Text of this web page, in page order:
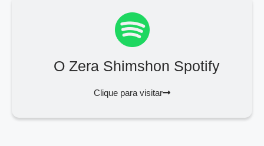
O Zera Shimshon Spotify
Clique para visitar